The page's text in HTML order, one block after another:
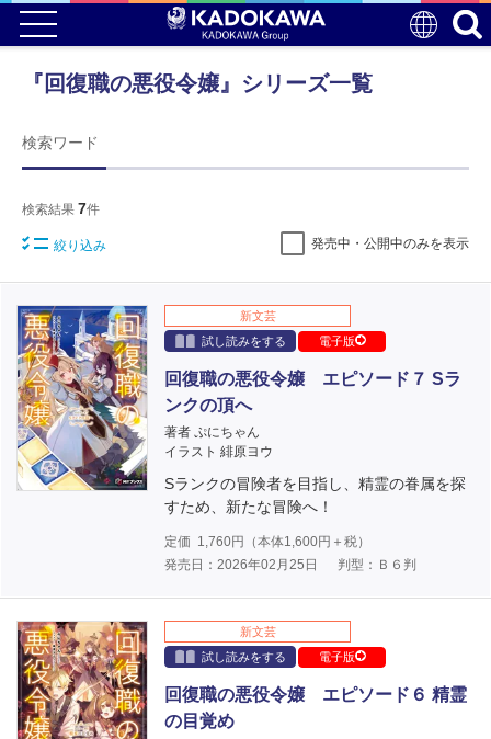
『回復職の悪役令嬢』シリーズ一覧
検索ワード
検索結果 7件
絞り込み 発売中・公開中のみを表示
新文芸
試し読みをする
電子版
回復職の悪役令嬢 エピソード７ Sラ
ンクの頂へ
著者 ぷにちゃん
イラスト 緋原ヨウ
Sランクの冒険者を目指し、精霊の眷属を探
すため、新たな冒険へ！
定価 1,760円（本体1,600円＋税）
発売日：2026年02月25日
判型：Ｂ６判
新文芸
試し読みをする
電子版
回復職の悪役令嬢 エピソード６ 精霊
の目覚め